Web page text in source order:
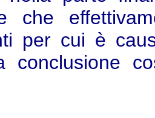
che
per cui è
conclusione